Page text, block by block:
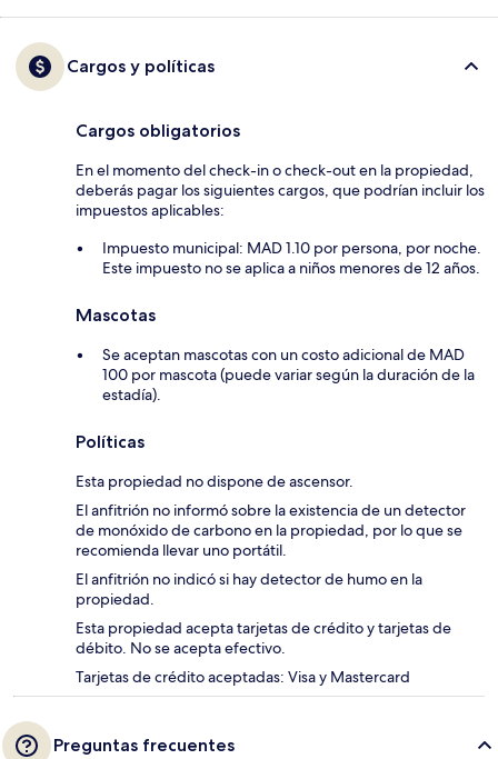
Cargos y políticas
Cargos obligatorios
En el momento del check-in o check-out en la propiedad,
deberás pagar los siguientes cargos, que podrían incluir los
impuestos aplicables:
Impuesto municipal: MAD 1.10 por persona, por noche.
Este impuesto no se aplica a niños menores de 12 años.
Mascotas
Se aceptan mascotas con un costo adicional de MAD
100 por mascota (puede variar según la duración de la
estadía).
Políticas
Esta propiedad no dispone de ascensor.
El anfitrión no informó sobre la existencia de un detector
de monóxido de carbono en la propiedad, por lo que se
recomienda llevar uno portátil.
El anfitrión no indicó si hay detector de humo en la
propiedad.
Esta propiedad acepta tarjetas de crédito y tarjetas de
débito. No se acepta efectivo.
Tarjetas de crédito aceptadas: Visa y Mastercard
Preguntas frecuentes